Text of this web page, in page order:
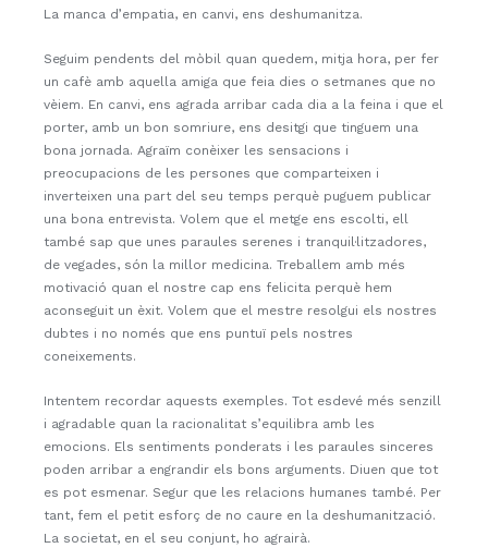
La manca d’empatia, en canvi, ens deshumanitza.
Seguim pendents del mòbil quan quedem, mitja hora, per fer
un cafè amb aquella amiga que feia dies o setmanes que no
vèiem. En canvi, ens agrada arribar cada dia a la feina i que el
porter, amb un bon somriure, ens desitgi que tinguem una
bona jornada. Agraïm conèixer les sensacions i
preocupacions de les persones que comparteixen i
inverteixen una part del seu temps perquè puguem publicar
una bona entrevista. Volem que el metge ens escolti, ell
també sap que unes paraules serenes i tranquil·litzadores,
de vegades, són la millor medicina. Treballem amb més
motivació quan el nostre cap ens felicita perquè hem
aconseguit un èxit. Volem que el mestre resolgui els nostres
dubtes i no només que ens puntuï pels nostres
coneixements.
Intentem recordar aquests exemples. Tot esdevé més senzill
i agradable quan la racionalitat s’equilibra amb les
emocions. Els sentiments ponderats i les paraules sinceres
poden arribar a engrandir els bons arguments. Diuen que tot
es pot esmenar. Segur que les relacions humanes també. Per
tant, fem el petit esforç de no caure en la deshumanització.
La societat, en el seu conjunt, ho agrairà.